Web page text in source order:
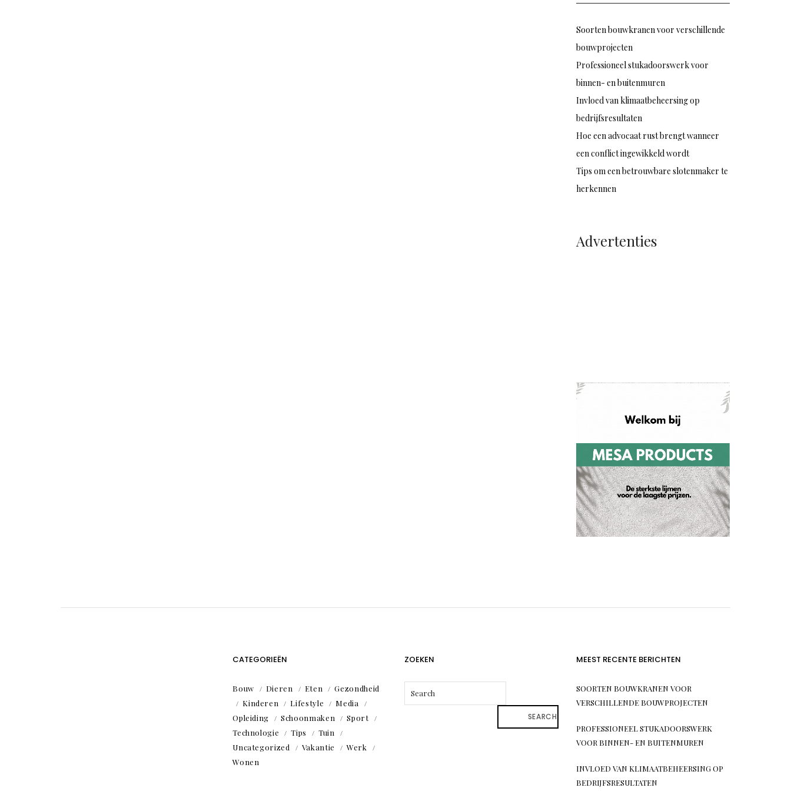
Soorten bouwkranen voor verschillende
bouwprojecten
Professioneel stukadoorswerk voor
binnen- en buitenmuren
Invloed van klimaatbeheersing op
bedrijfsresultaten
Hoe een advocaat rust brengt wanneer
een conflict ingewikkeld wordt
Tips om een betrouwbare slotenmaker te
herkennen
Advertenties
CATEGORIEËN
Bouw Dieren Eten
Gezondheid
Kinderen
Lifestyle
Media
Opleiding
Schoonmaken
Sport
Technologie
Tips
Tuin
Uncategorized
Vakantie
Werk
Wonen
ZOEKEN
SEARCH
MEEST RECENTE BERICHTEN
SOORTEN BOUWKRANEN VOOR
VERSCHILLENDE BOUWPROJECTEN
PROFESSIONEEL STUKADOORSWERK
VOOR BINNEN- EN BUITENMUREN
INVLOED VAN KLIMAATBEHEERSING OP
BEDRIJFSRESULTATEN